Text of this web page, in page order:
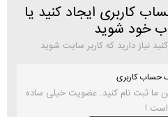
کاربری ایجاد کنید یا
خود شوید
نیاز دارید که کاربر سایت شوید
حساب کاربری
ما ثبت نام کنید. عضویت خیلی ساده
است !